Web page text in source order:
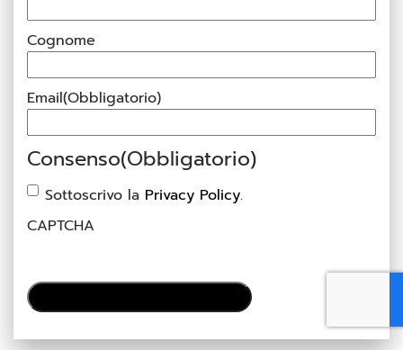
Cognome
Email(Obbligatorio)
Consenso(Obbligatorio)
Sottoscrivo la Privacy Policy.
CAPTCHA